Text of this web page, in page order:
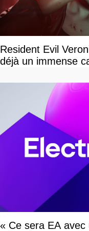
Resident Evil
déjà un immense
« Ce sera EA